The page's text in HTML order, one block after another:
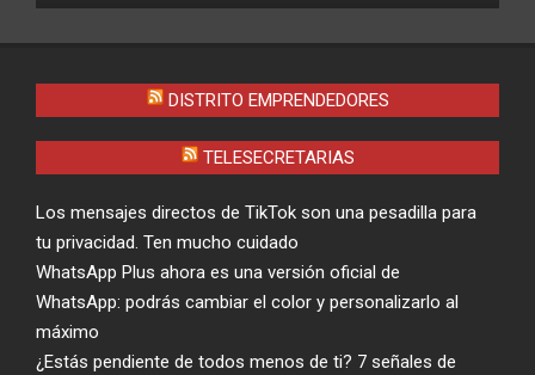
DISTRITO EMPRENDEDORES
TELESECRETARIAS
Los mensajes directos de TikTok son una pesadilla para
tu privacidad. Ten mucho cuidado
WhatsApp Plus ahora es una versión oficial de
WhatsApp: podrás cambiar el color y personalizarlo al
máximo
¿Estás pendiente de todos menos de ti? 7 señales de